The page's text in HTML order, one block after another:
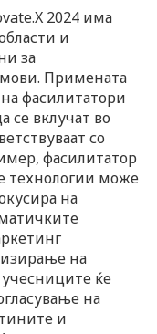
2024 има
и
за
Примената
фасилитатори
се вклучат во
со
фасилитатор
технологии може
на
на
ќе
на
и